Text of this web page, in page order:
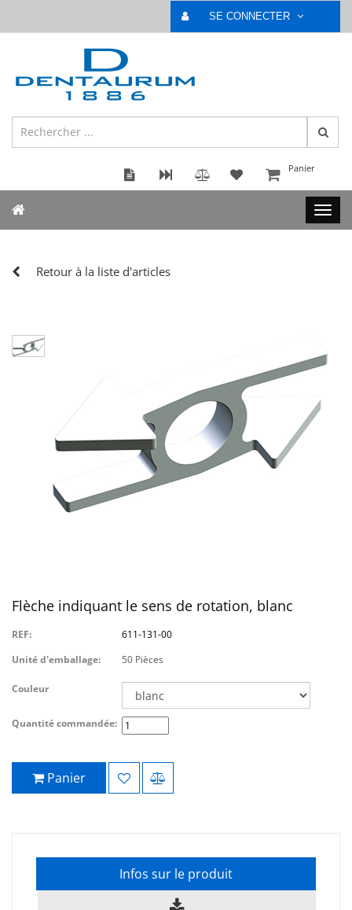
SE CONNECTER
Panier
Retour à la liste d'articles
Flèche indiquant le sens de rotation, blanc
REF:
611-131-00
Unité d'emballage:
50 Pièces
Couleur
Quantité commandée:
Panier
Infos sur le produit